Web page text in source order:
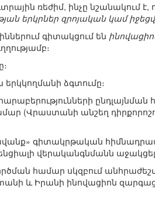
ռեժիմ, ինչը նշանակում է,
երկրներ զրոյական կամ
գիտակցում են
ձգտումը։
ընդլայնման
(Վրաստանի անշեղ
գիտակրթական
վերականգնմանն
համար սկզբում
և Իրանի ինովացիոն